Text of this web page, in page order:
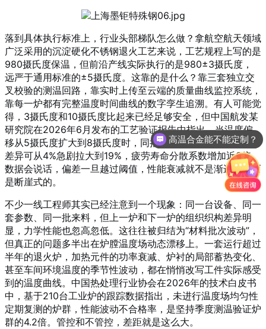
落到具体执行标准上，行业头部梯队怎么做？拿航空航天领域
广泛采用的沉淀硬化不锈钢退火工艺来说，工艺规程上写的是
980摄氏度保温，但前沿产线实际执行的是980±3摄氏度，
远严于通用标准的±5摄氏度。这靠的是什么？靠三套独立交
叉校验的测温回路，靠实时上传至云端的质量曲线监控系统，
靠每一炉都有完整温度时间曲线的数字孪生追溯。有人可能觉
得，3摄氏度和10摄氏度比起来已经足够安全，但中国航发某
研究院在2026年6月发布的工艺验证报告中指出，当温度偏
移从5摄氏度扩大到8摄氏度时，同批次零件的高温持久强度
差异可从4%急剧拉大到19%，疲劳寿命分散系数增加近3倍。
数据会说话，偏差一旦越过阈值，性能衰减就不是渐进的，而
是断崖式的。
不少一线工程师其实已经注意到一个现象：同一台设备、同一
套参数、同一批来料，但上一炉和下一炉的组织织构差异明
显，力学性能也忽高忽低。这往往被归结为“材料批次波动”，
但真正的问题多半出在炉膛温度场动态漂移上。一套运行超过
半年的退火炉，加热元件的功率衰减、炉衬的局部蓄热变化、
甚至车间环境温度的季节性波动，都在悄悄改写工件实际感受
到的温度曲线。中国热处理行业协会在2026年的技术白皮书
中，基于210台工业炉的跟踪数据指出，未进行温度场均匀性
定期复测的炉群，性能波动不合格率，是坚持季度测温验证炉
群的4.2倍。管控和不管控，差距就是这么大。
高温合金能不能定制？